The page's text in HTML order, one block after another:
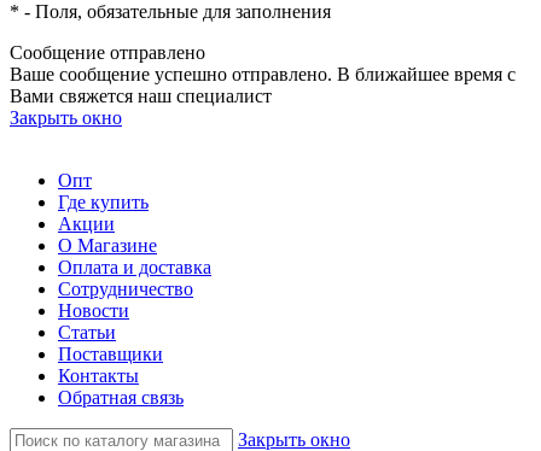
* - Поля, обязательные для заполнения
Сообщение отправлено
Ваше сообщение успешно отправлено. В ближайшее время с
Вами свяжется наш специалист
Закрыть окно
Опт
Где купить
Акции
О Магазине
Оплата и доставка
Сотрудничество
Новости
Статьи
Поставщики
Контакты
Обратная связь
Закрыть окно